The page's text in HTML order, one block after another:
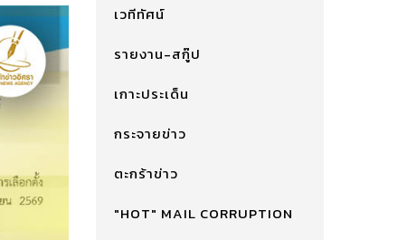
เวทีทัศน์
รายงาน-สกู๊ป
เกาะประเด็น
กระจายข่าว
ตะกร้าข่าว
"HOT" MAIL CORRUPTION